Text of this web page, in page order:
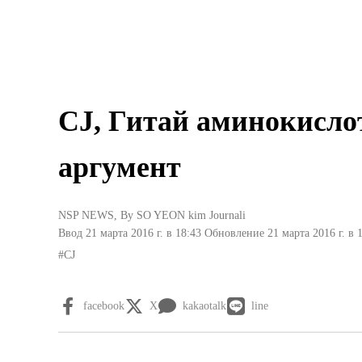
CJ, Гитай
аргумент
NSP NEWS, By SO YEON kim Journali
Ввод 21 марта 2016 г. в 18:43 Обновление 21 марта 2016 г. в
#CJ
facebook X kakaotalk line